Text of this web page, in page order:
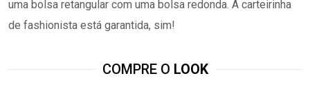
uma bolsa retangular com uma bolsa redonda. A carteirinha
de fashionista está garantida, sim!
COMPRE O LOOK